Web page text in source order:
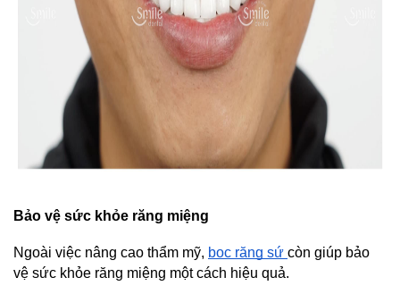
Bảo vệ sức khỏe răng miệng
Ngoài việc nâng cao thẩm mỹ, bọc răng sứ còn giúp bảo
vệ sức khỏe răng miệng một cách hiệu quả.